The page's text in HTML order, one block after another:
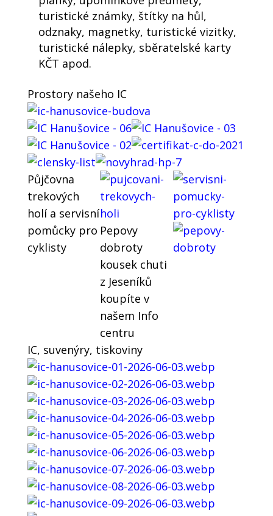
turistické známky, štítky na hůl,
odznaky, magnetky, turistické vizitky,
turistické nálepky, sběratelské karty
KČT apod.
Prostory našeho IC
Půjčovna
trekových
holí a servisní
pomůcky pro
cyklisty
Pepovy
dobroty
kousek chuti
z Jeseníků
koupíte v
našem Info
centru
IC, suvenýry, tiskoviny